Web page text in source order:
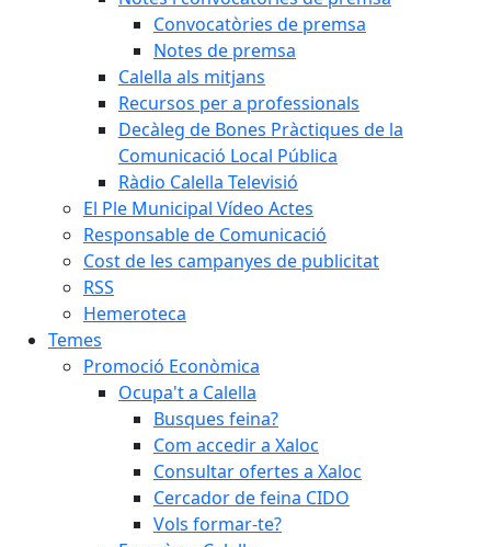
Convocatòries de premsa
Notes de premsa
Calella als mitjans
Recursos per a professionals
Decàleg de Bones Pràctiques de la
Comunicació Local Pública
Ràdio Calella Televisió
El Ple Municipal Vídeo Actes
Responsable de Comunicació
Cost de les campanyes de publicitat
RSS
Hemeroteca
Temes
Promoció Econòmica
Ocupa't a Calella
Busques feina?
Com accedir a Xaloc
Consultar ofertes a Xaloc
Cercador de feina CIDO
Vols formar-te?